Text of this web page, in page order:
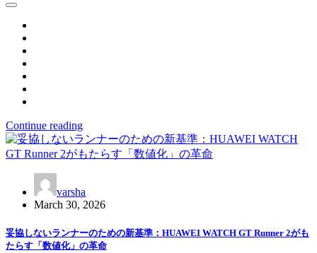
Continue reading
varsha
March 30, 2026
妥協しないランナーのための新基準：HUAWEI WATCH GT Runner 2がも
たらす「数値化」の革命